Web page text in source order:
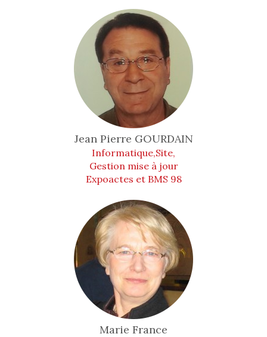
Jean Pierre GOURDAIN
Informatique,Site,
Gestion mise à jour
Expoactes et BMS 98
Marie France